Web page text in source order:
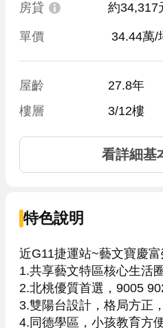
房貸 約34,317
單價 34.44萬/
屋齡
27.8年
樓層
3/12樓
看詳細基
特色說明
近G11捷運站~藝文寶慶
1.共享藝文特區核心生活
2.北桃優質首選，9005
3.雙陽台設計，格局方正
4.同德學區，小孩教育方